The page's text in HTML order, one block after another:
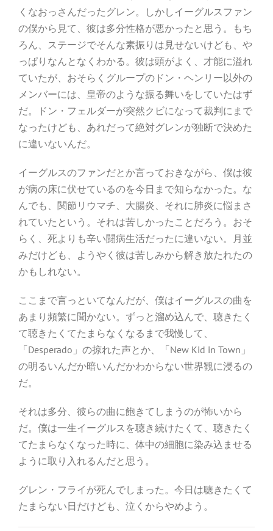
くなおっさんだったグレン。しかしイーグルスファン
の僕から見て、彼は多分性格が悪かったと思う。もち
ろん、ステージでそんな素振りは見せないけども、や
っぱりなんとなくわかる。彼は頭がよく、才能に溢れ
ていたが、おそらくグループのドン・ヘンリー以外の
メンバーには、皇帝のような振る舞いをしていたはず
だ。ドン・フェルダーが突然クビになって裁判にまで
なったけども、あれだって絶対グレンが独断で決めた
に違いないんだ。
イーグルスのファンだとか言っておきながら、僕は彼
が病の床に伏せているのを今日まで知らなかった。な
んでも、関節リウマチ、大腸炎、それに肺炎に悩まさ
れていたという。それは苦しかったことだろう。おそ
らく、死よりも辛い闘病生活だったに違いない。月並
みだけども、ようやく彼は苦しみから解き放たれたの
かもしれない。
ここまで言っといてなんだが、僕はイーグルスの曲を
あまり頻繁に聞かない。ずっと溜め込んで、聴きたく
て聴きたくてたまらなくなるまで我慢して、
「Desperado」の掠れた声とか、「New Kid in Town」
の明るいんだか暗いんだかわからない世界観に浸るの
だ。
それは多分、彼らの曲に飽きてしまうのが怖いから
だ。僕は一生イーグルスを聴き続けたくて、聴きたく
てたまらなくなった時に、体中の細胞に染み込ませる
ように取り入れるんだと思う。
グレン・フライが死んでしまった。今日は聴きたくて
たまらない日だけども、泣くからやめよう。